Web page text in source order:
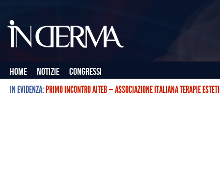
Home Notizie
Congressi
IN EVIDENZA:PRIMO INCONTRO AITEB — ASSOCIAZIONE ITALIANA TERAPIE